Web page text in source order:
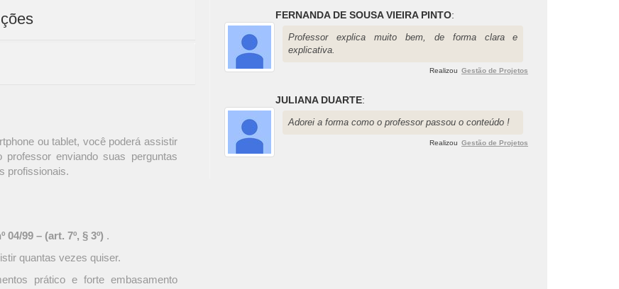
ou tablet, você poderá assistir
enviando suas perguntas
profissionais.
04/99 – (art. 7º, § 3º) .
quantas vezes quiser.
prático e forte embasamento
FERNANDA DE SOUSA VIEIRA PINTO:
Professor explica muito bem, de forma clara e
explicativa.
Realizou Gestão de Projetos
JULIANA DUARTE:
Adorei a forma como o professor passou o conteúdo !
Realizou Gestão de Projetos